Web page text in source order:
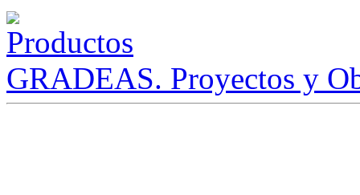
GRADEAS. Proyectos y